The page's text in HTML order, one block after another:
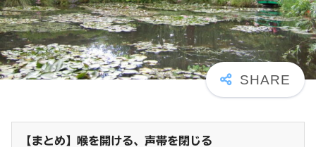
【まとめ】喉を開ける、声帯を閉じる